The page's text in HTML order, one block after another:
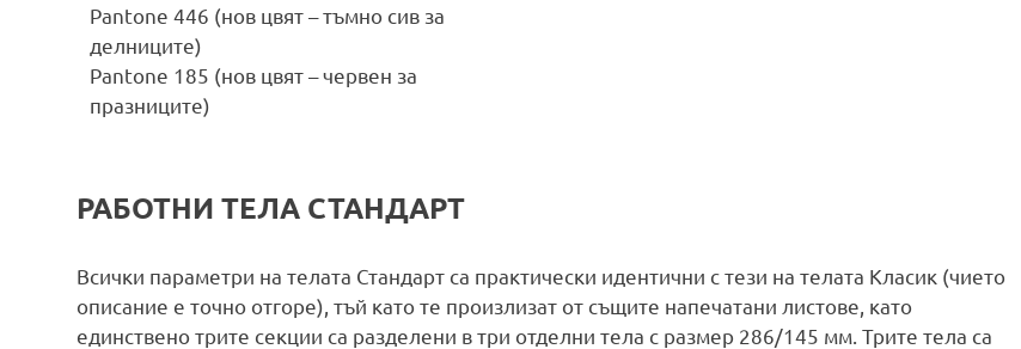
Pantone 446 (нов цвят – тъмно сив за
делниците)
Pantone 185 (нов цвят – червен за
празниците)
РАБОТНИ ТЕЛА СТАНДАРТ
Всички параметри на телата Стандарт са практически идентични с тези на телата Класик (чието
описание е точно отгоре), тъй като те произлизат от същите напечатани листове, като
единствено трите секции са разделени в три отделни тела с размер 286/145 мм. Трите тела са